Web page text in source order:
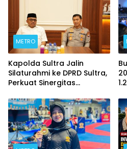
METRO
Kapolda Sultra Jalin
Silaturahmi ke DPRD Sultra,
Perkuat Sinergitas
Kemajuan Daerah